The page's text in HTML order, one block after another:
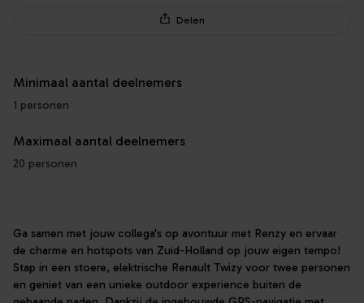
Minimaal aantal deelnemers
1 personen
Maximaal aantal deelnemers
20 personen
Ga samen met jouw collega's op avontuur met Renzy en ervaar
de charme en hotspots van Zuid-Holland op jouw eigen tempo!
Stap in een stoere, elektrische Renault Twizy voor twee personen
en geniet van een unieke outdoor experience buiten de
Delen